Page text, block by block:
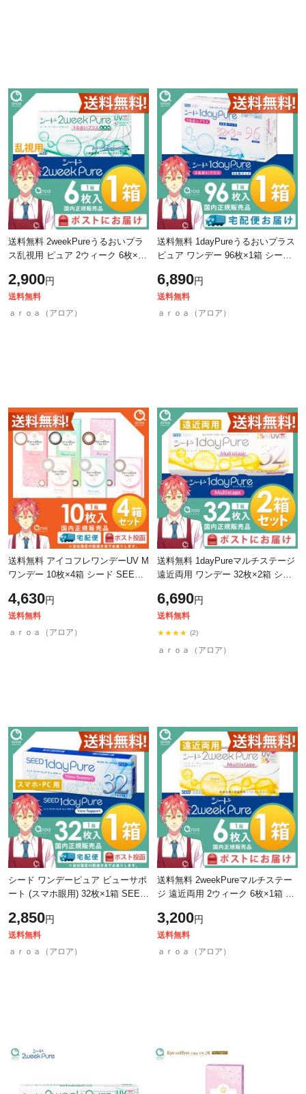
送料無料 2weekPureうるおいプラ
ス乱視用 ピュア 2ウィーク 6枚×1
投函商品
2,900円
送料無料
ａｒｏａ（アロア）
送料無料 1dayPureうるおいプラス
ピュア ワンデー 96枚×1箱 シード
6,890円
送料無料
ａｒｏａ（アロア）
送料無料 アイコフレワンデーUV M
ワンデー 10枚×4箱 シード SEED
4,630円
送料無料
ａｒｏａ（アロア）
送料無料 1dayPureマルチステージ
遠近両用 ワンデー 32枚×2箱 シー
6,690円
送料無料
★★★★ (2)
ａｒｏａ（アロア）
シード ワンデーピュア ビューサポ
ート (スマホ眼用) 32枚×1箱 SEED
2,850円
送料無料
ａｒｏａ（アロア）
送料無料 2weekPureマルチステー
ジ 遠近両用 2ウィーク 6枚×1箱 シ
品
3,200円
送料無料
ａｒｏａ（アロア）